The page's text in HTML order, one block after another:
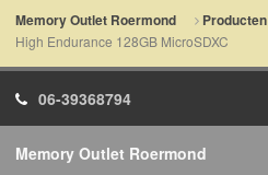
Memory Outlet Roermond Producten
High Endurance 128GB MicroSDXC
06-39368794
Memory Outlet Roermond